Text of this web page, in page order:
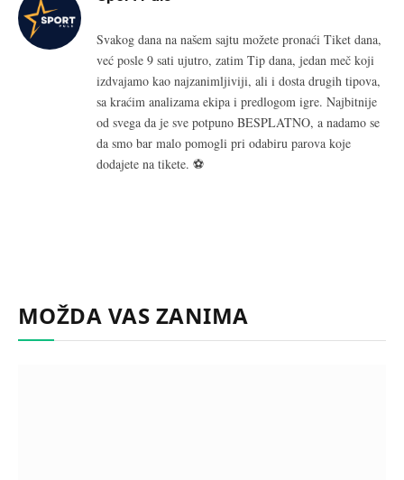
Svakog dana na našem sajtu možete pronaći Tiket dana,
već posle 9 sati ujutro, zatim Tip dana, jedan meč koji
izdvajamo kao najzanimljiviji, ali i dosta drugih tipova,
sa kraćim analizama ekipa i predlogom igre. Najbitnije
od svega da je sve potpuno BESPLATNO, a nadamo se
da smo bar malo pomogli pri odabiru parova koje
dodajete na tikete. ⚽
MOŽDA VAS ZANIMA